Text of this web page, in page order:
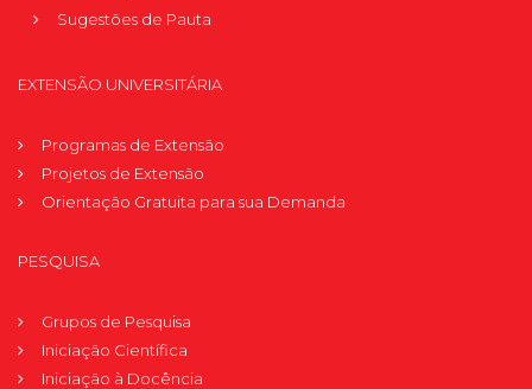
Sugestões de Pauta
EXTENSÃO UNIVERSITÁRIA
Programas de Extensão
Projetos de Extensão
Orientação Gratuita para sua Demanda
PESQUISA
Grupos de Pesquisa
Iniciação Científica
Iniciação à Docência